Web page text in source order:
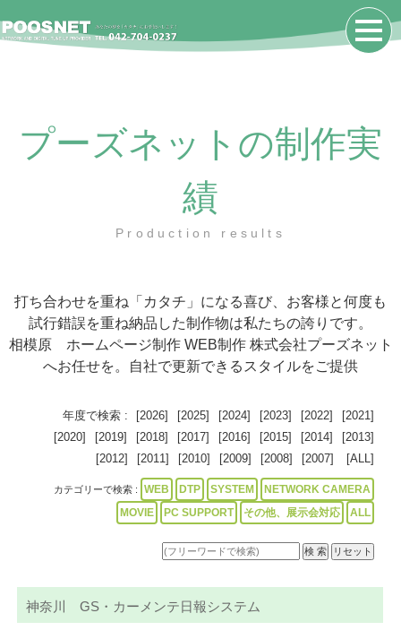
プーズネットの制作実
績
Production results
打ち合わせを重ね「カタチ」になる喜び、お客様と何度も
試行錯誤を重ね納品した制作物は私たちの誇りです。
相模原 ホームページ制作 WEB制作 株式会社プーズネット
へお任せを。自社で更新できるスタイルをご提供
年度で検索 : [2026] [2025] [2024] [2023] [2022]
[2021]
[2020]
[2019] [2018] [2017] [2016] [2015] [2014]
[2013]
[2012]
[2011] [2010] [2009] [2008] [2007] [ALL]
カテゴリーで検索 : WEB DTP SYSTEM
NETWORK CAMERA
MOVIE
PC SUPPORT その他、展示会対応 ALL
神奈川 GS・カーメンテ日報システム